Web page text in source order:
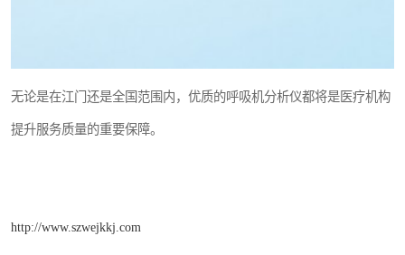
无论是在江门还是全国范围内，优质的呼吸机分析仪都将是医疗机构
提升服务质量的重要保障。
http://www.szwejkkj.com